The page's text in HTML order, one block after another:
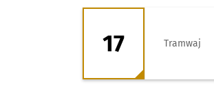
17 - kierunek
17 Tramwaj